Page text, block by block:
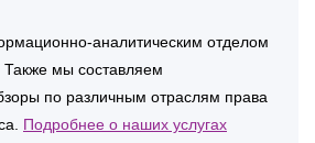
аналитическим отделом
мы составляем
по различным отраслям права
Подробнее о наших услугах